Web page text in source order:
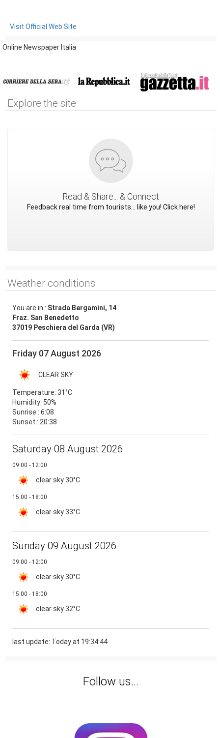
Visit Official Web Site
Online Newspaper Italia
Explore the site
Read & Share... & Connect
Feedback real time from tourists... like you! Click here!
Weather conditions
You are in : Strada Bergamini, 14
Fraz. San Benedetto
37019 Peschiera del Garda (VR)
Friday 07 August 2026
CLEAR SKY
Temperature: 31°C
Humidity: 50%
Sunrise : 6:08
Sunset : 20:38
Saturday 08 August 2026
09:00 - 12:00
clear sky30°C
15:00 - 18:00
clear sky33°C
Sunday 09 August 2026
09:00 - 12:00
clear sky30°C
15:00 - 18:00
clear sky32°C
last update: Today at 19:34:44
Follow us...